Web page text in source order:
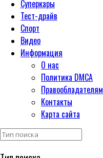
Суперкары
Тест-драйв
Спорт
Видео
Информация
О нас
Политика DMCA
Правообладателям
Контакты
Карта сайта